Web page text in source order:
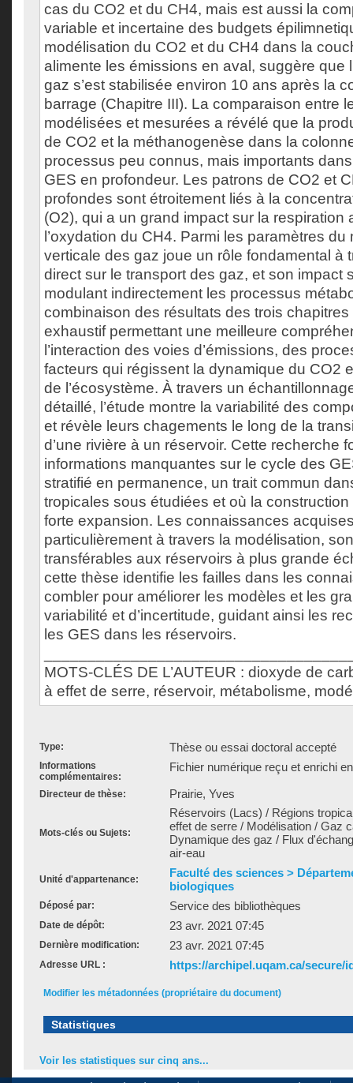
cas du CO2 et du CH4, mais est aussi la
variable et incertaine des budgets
modélisation du CO2 et du CH4 dans la
alimente les émissions en aval, suggère que
gaz s’est stabilisée environ 10 ans après la
barrage (Chapitre III). La comparaison entre
modélisées et mesurées a révélé que la
de CO2 et la méthanogenèse dans la
processus peu connus, mais importants
GES en profondeur. Les patrons de CO2 et
profondes sont étroitement liés à la
(O2), qui a un grand impact sur la respiration
l’oxydation du CH4. Parmi les paramètres
verticale des gaz joue un rôle fondamental à
direct sur le transport des gaz, et son impact
modulant indirectement les processus
combinaison des résultats des trois
exhaustif permettant une meilleure
l’interaction des voies d’émissions, des
facteurs qui régissent la dynamique du CO2
de l’écosystème. À travers un
détaillé, l’étude montre la variabilité des
et révèle leurs chagements le long de la
d’une rivière à un réservoir. Cette recherche
informations manquantes sur le cycle des
stratifié en permanence, un trait commun
tropicales sous étudiées et où la
forte expansion. Les connaissances
particulièrement à travers la modélisation,
transférables aux réservoirs à plus grande
cette thèse identifie les failles dans les
combler pour améliorer les modèles et les
variabilité et d’incertitude, guidant ainsi les
les GES dans les réservoirs.
MOTS-CLÉS DE L’AUTEUR : dioxyde de
à effet de serre, réservoir, métabolisme,
Type: Thèse ou essai doctoral accepté
Informations
complémentaires:
Fichier numérique reçu et enrichi
Directeur de thèse: Prairie, Yves
Mots-clés ou Sujets:
Réservoirs (Lacs) / Régions
effet de serre / Modélisation / Gaz
Dynamique des gaz / Flux
air-eau
Unité d'appartenance:
Faculté des sciences >
biologiques
Déposé par: Service des bibliothèques
Date de dépôt: 23 avr. 2021 07:45
Dernière modification: 23 avr. 2021 07:45
Adresse URL : https://archipel.uqam.ca/secure/
Modifier les métadonnées (propriétaire du document)
Statistiques
Voir les statistiques sur cinq ans...